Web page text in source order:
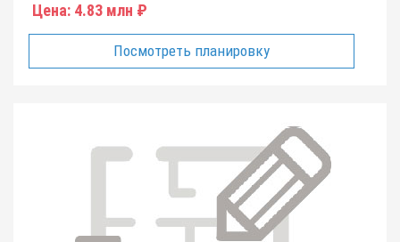
Цена: 4.83 млн ₽
Посмотреть планировку